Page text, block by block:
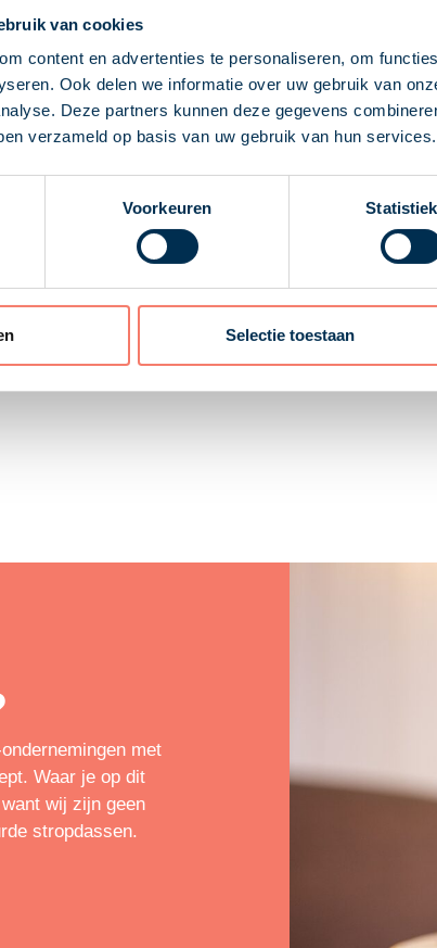
van cookies
content en advertenties te personaliseren, om
Ook delen we informatie over uw gebruik van
Deze partners kunnen deze gegevens
verzameld op basis van uw gebruik van hun services.
Voorkeuren
Selectie toestaan
van de dga zou gunstiger zijn dan die van de
zaken en heeft een aanzienlijke
Beide partijen kunnen de lening van € 1
uit
Gezien het substantiële renteverschil had
een onzakelijk lage rente was. Of zij zich
bij de winst van de bv opgeteld. De inspecteur
| 16-02-2026
met
Waar je op dit
wij zijn geen
stropdassen.